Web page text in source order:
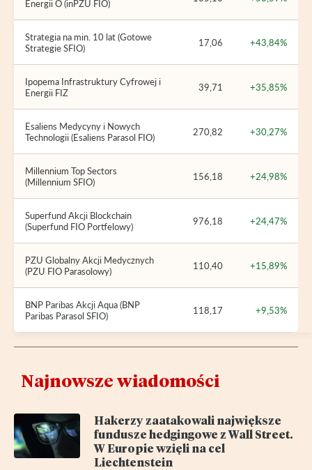
Energii O (inPZU FIO)
Strategia na min. 10 lat (Gotowe
Strategie SFIO)
17,06 +43,84%
Ipopema Infrastruktury Cyfrowej i
Energii FIZ
39,71 +35,85%
Esaliens Medycyny i Nowych
Technologii (Esaliens Parasol FIO)
270,82 +30,27%
Millennium Top Sectors
(Millennium SFIO)
156,18 +24,98%
Superfund Akcji Blockchain
(Superfund FIO Portfelowy)
976,18 +24,47%
PZU Globalny Akcji Medycznych
(PZU FIO Parasolowy)
110,40 +15,89%
BNP Paribas Akcji Aqua (BNP
Paribas Parasol SFIO)
118,17 +9,53%
Najnowsze wiadomości
Hakerzy zaatakowali największe
fundusze hedgingowe z Wall Street.
W Europie wzięli na cel
Liechtenstein